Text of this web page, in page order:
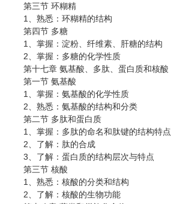
第三节 环糊精
1、熟悉：环糊精的结构
第四节 多糖
1、掌握：淀粉、纤维素、肝糖的结构
2、掌握：多糖的化学性质
第十七章 氨基酸、多肽、蛋白质和核酸
第一节 氨基酸
1、掌握：氨基酸的化学性质
2、熟悉：氨基酸的结构和分类
第二节 多肽和蛋白质
1、掌握：多肽的命名和肽键的结构特点
2、了解：肽的合成
3、了解：蛋白质的结构层次与特点
第三节 核酸
1、熟悉：核酸的分类和结构
2、了解：核酸的生物功能